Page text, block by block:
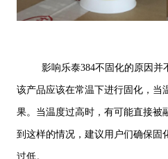
影响乐泰384不固化的原因并
该产品应该在常温下进行固化，当
果。当温度过高时，有可能直接被
到这样的情况，建议用户们确保固
过低。